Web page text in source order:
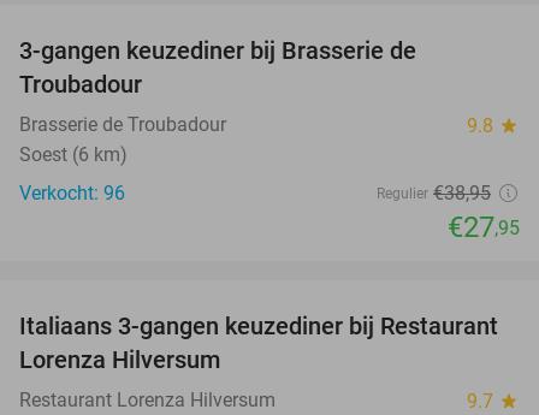
3-gangen keuzediner bij Brasserie de
Troubadour
Brasserie de Troubadour 9.8 star
Soest (6 km)
Verkocht: 96
Regulier €38,95
€27,95
33%
Italiaans 3-gangen keuzediner bij Restaurant
Lorenza Hilversum
Restaurant Lorenza Hilversum 9.7 star